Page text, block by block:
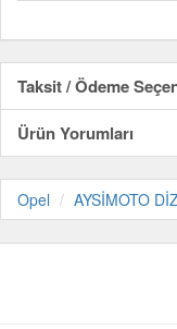
Taksit / Ödeme
Ürün Yorumları
Opel AYSİMOTO